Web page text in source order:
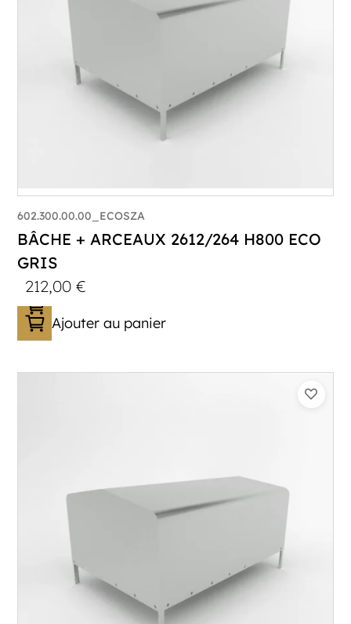
602.300.00.00_ECOSZA
BÂCHE + ARCEAUX 2612/264 H800 ECO
GRIS
212,00€
Ajouter au panier